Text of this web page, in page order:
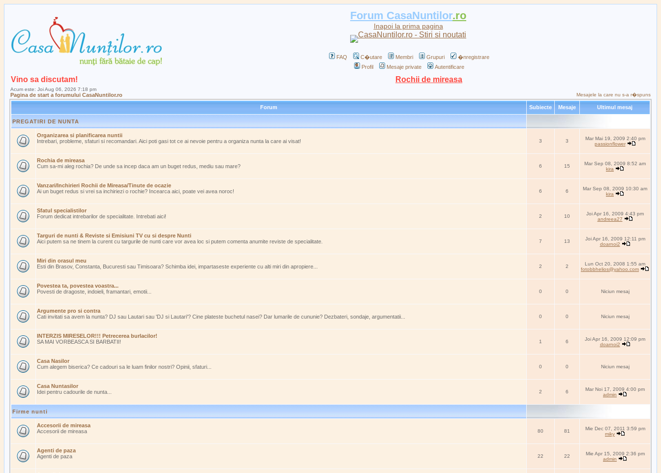
Forum CasaNuntilor.ro
Inapoi la prima pagina
FAQ C�utare Membri Grupuri
�nregistrare
Profil
Mesaje private Autentificare
Vino sa discutam! Rochii de mireasa
Acum este: Joi Aug 06, 2026 7:18 pm
Pagina de start a forumului CasaNuntilor.ro Mesajele la care nu s-a r�spuns
Forum Subiecte Mesaje Ultimul mesaj
PREGATIRI DE NUNTA
Organizarea si planificarea nuntii
Intrebari, probleme, sfaturi si recomandari. Aici poti gasi tot ce ai nevoie pentru a organiza nunta la care ai visat!
3 3
Mar Mai 19, 2009 2:40 pm
passionflower
Rochia de mireasa
Cum sa-mi aleg rochia? De unde sa incep daca am un buget redus, mediu sau mare?
6 15
Mar Sep 08, 2009 8:52 am
kira
Vanzari/Inchirieri Rochii de Mireasa/Tinute de ocazie
Ai un buget redus si vrei sa inchiriezi o rochie? Incearca aici, poate vei avea noroc!
6 6
Mar Sep 08, 2009 10:30 am
kira
Sfatul specialistilor
Forum dedicat intrebarilor de specialitate. Intrebati aici!
2 10
Joi Apr 16, 2009 4:43 pm
andreea27
Targuri de nunti & Reviste si Emisiuni TV cu si despre Nunti
Aici putem sa ne tinem la curent cu targurile de nunti care vor avea loc si putem comenta anumite reviste de specialitate.
7 13
Joi Apr 16, 2009 12:11 pm
doarnoi2
Miri din orasul meu
Esti din Brasov, Constanta, Bucuresti sau Timisoara? Schimba idei, impartaseste experiente cu alti miri din apropiere...
2 2
Lun Oct 20, 2008 1:55 am
fotobbhelios@yahoo.com
Povestea ta, povestea voastra...
Povesti de dragoste, indoieli, framantari, emotii...
0 0 Niciun mesaj
Argumente pro si contra
Cati invitati sa avem la nunta? DJ sau Lautari sau 'DJ si Lautari'? Cine plateste buchetul nasei? Dar lumarile de cununie? Dezbateri, sondaje, argumentatii...
0 0 Niciun mesaj
INTERZIS MIRESELOR!!! Petrecerea burlacilor!
SA MAI VORBEASCA SI BARBATII!
1 6
Joi Apr 16, 2009 12:09 pm
doarnoi2
Casa Nasilor
Cum alegem biserica? Ce cadouri sa le luam finilor nostri? Opinii, sfaturi...
0 0 Niciun mesaj
Casa Nuntasilor
Idei pentru cadourile de nunta...
2 6
Mar Noi 17, 2009 4:00 pm
admin
Firme nunti
Accesorii de mireasa
Accesorii de mireasa
80 81
Mie Dec 07, 2011 3:59 pm
miky
Agenti de paza
Agenti de paza
22 22
Mie Apr 15, 2009 2:36 pm
admin